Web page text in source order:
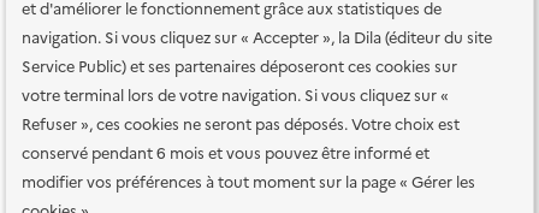
et d'améliorer le fonctionnement grâce aux statistiques de
navigation. Si vous cliquez sur « Accepter », la Dila (éditeur du site
Service Public) et ses partenaires déposeront ces cookies sur
votre terminal lors de votre navigation. Si vous cliquez sur «
Refuser », ces cookies ne seront pas déposés. Votre choix est
conservé pendant 6 mois et vous pouvez être informé et
modifier vos préférences à tout moment sur la page « Gérer les
Plan du site Accessibilité : totalement conforme
Accessibilité des
services en ligne Mentions légales Données personnelles et sécurité
Conditions générales d'utilisation Gestion des cookies